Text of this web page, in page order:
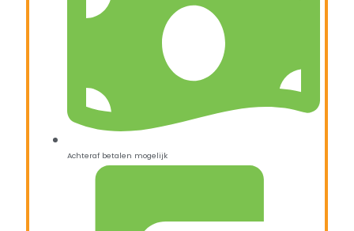
Achteraf betalen mogelijk